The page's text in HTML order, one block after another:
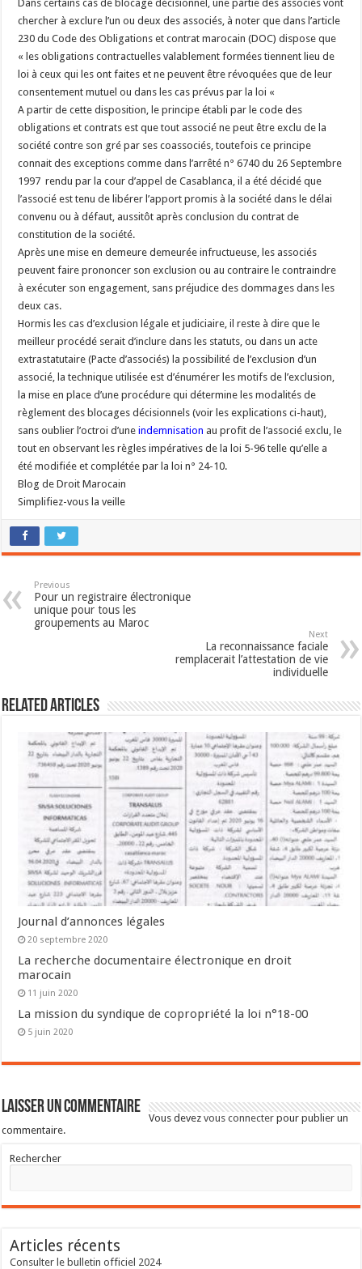
Dans certains cas de blocage décisionnel, une partie des associés vont
chercher à exclure l’un ou deux des associés, à noter que dans l’article
230 du Code des Obligations et contrat marocain (DOC) dispose que
« les obligations contractuelles valablement formées tiennent lieu de
loi à ceux qui les ont faites et ne peuvent être révoquées que de leur
consentement mutuel ou dans les cas prévus par la loi «
A partir de cette disposition, le principe établi par le code des
obligations et contrats est que tout associé ne peut être exclu de la
société contre son gré par ses coassociés, toutefois ce principe
connait des exceptions comme dans l’arrêté n° 6740 du 26 Septembre
1997 rendu par la cour d’appel de Casablanca, il a été décidé que
l’associé est tenu de libérer l’apport promis à la société dans le délai
convenu ou à défaut, aussitôt après conclusion du contrat de
constitution de la société.
Après une mise en demeure demeurée infructueuse, les associés
peuvent faire prononcer son exclusion ou au contraire le contraindre
à exécuter son engagement, sans préjudice des dommages dans les
deux cas.
Hormis les cas d’exclusion légale et judiciaire, il reste à dire que le
meilleur procédé serait d’inclure dans les statuts, ou dans un acte
extrastatutaire (Pacte d’associés) la possibilité de l’exclusion d’un
associé, la technique utilisée est d’énumérer les motifs de l’exclusion,
la mise en place d’une procédure qui détermine les modalités de
règlement des blocages décisionnels (voir les explications ci-haut),
sans oublier l’octroi d’une indemnisation au profit de l’associé exclu, le
tout en observant les règles impératives de la loi 5-96 telle qu’elle a
été modifiée et complétée par la loi n° 24-10.
Blog de Droit Marocain
Simplifiez-vous la veille
Previous
Pour un registraire électronique
unique pour tous les
groupements au Maroc
Next
La reconnaissance faciale
remplacerait l’attestation de vie
individuelle
Related Articles
Journal d’annonces légales
20 septembre 2020
La recherche documentaire électronique en droit
marocain
11 juin 2020
La mission du syndique de copropriété la loi n°18-00
5 juin 2020
Laisser un commentaire
Vous devezvous connecter pour publier un
commentaire.
Rechercher
Articles récents
Consulter le bulletin officiel 2024